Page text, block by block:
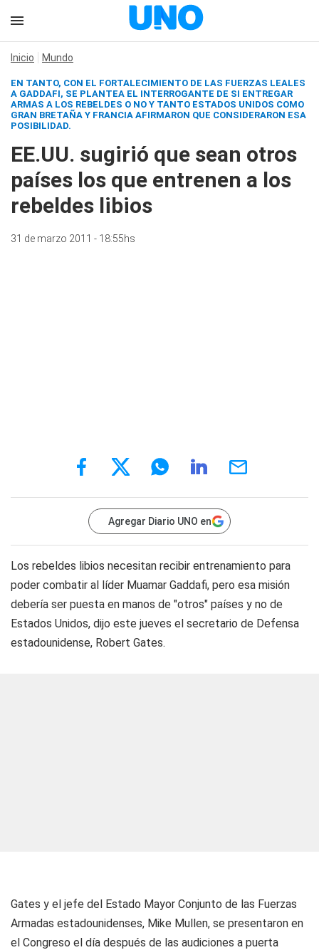
Inicio Mundo
EN TANTO, CON EL FORTALECIMIENTO DE LAS FUERZAS LEALES
A GADDAFI, SE PLANTEA EL INTERROGANTE DE SI ENTREGAR
ARMAS A LOS REBELDES O NO Y TANTO ESTADOS UNIDOS COMO
GRAN BRETAÑA Y FRANCIA AFIRMARON QUE CONSIDERARON ESA
POSIBILIDAD.
EE.UU. sugirió que sean otros
países los que entrenen a los
rebeldes libios
31 de marzo 2011 - 18:55hs
Agregar Diario UNO en
Los rebeldes libios necesitan recibir entrenamiento para
poder combatir al líder Muamar Gaddafi, pero esa misión
debería ser puesta en manos de "otros" países y no de
Estados Unidos, dijo este jueves el secretario de Defensa
estadounidense, Robert Gates.
Gates y el jefe del Estado Mayor Conjunto de las Fuerzas
Armadas estadounidenses, Mike Mullen, se presentaron en
el Congreso el día después de las audiciones a puerta